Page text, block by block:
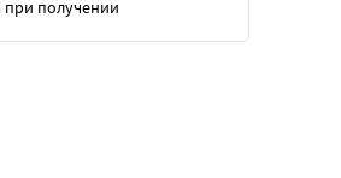
при получении